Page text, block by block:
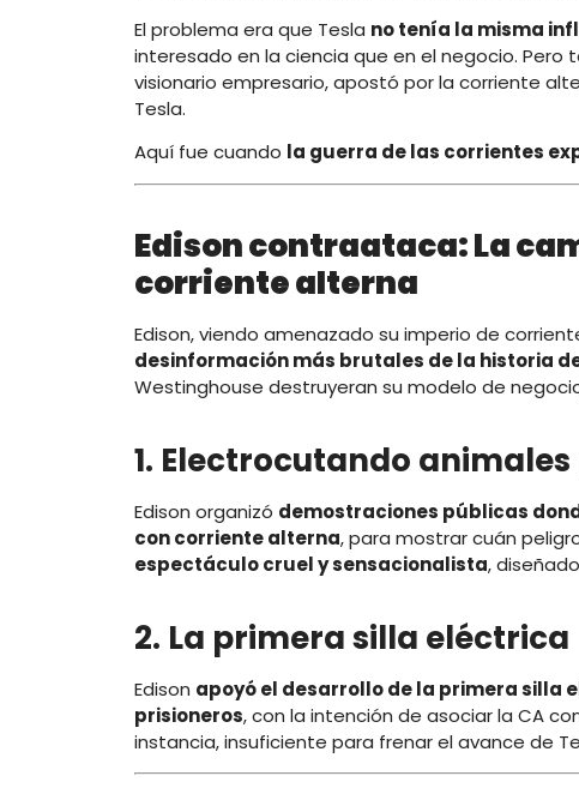
El problema era que Tesla no tenía la misma
interesado en la ciencia que en el negocio. Pero
visionario empresario, apostó por la corriente
Tesla.
Aquí fue cuando la guerra de las corrientes
Edison contraataca: La
corriente alterna
Edison, viendo amenazado su imperio de
desinformación más brutales de la historia
Westinghouse destruyeran su modelo de
1. Electrocutando
Edison organizó demostraciones públicas
con corriente alterna, para mostrar cuán
espectáculo cruel y sensacionalista,
2. La primera silla eléctrica
Edison apoyó el desarrollo de la primera
prisioneros, con la intención de asociar la CA
instancia, insuficiente para frenar el avance de